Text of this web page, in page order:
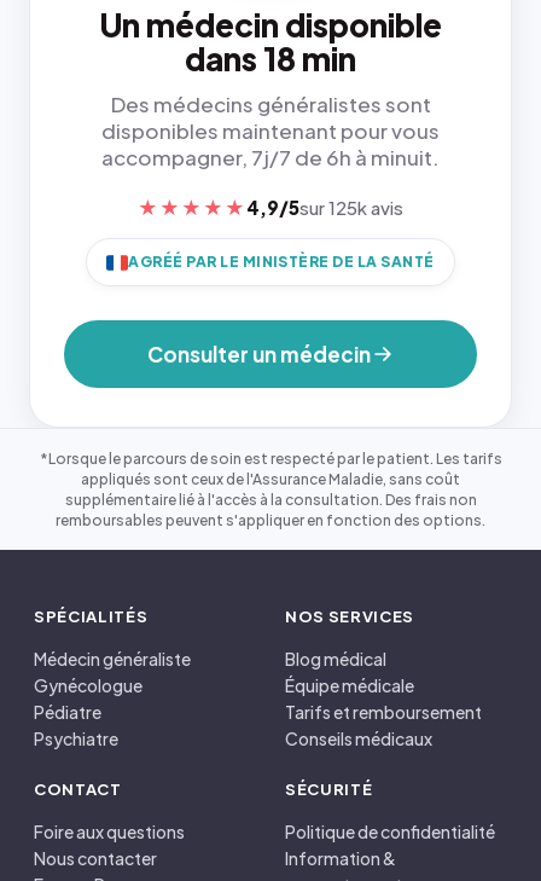
Un médecin disponible
dans 18 min
Des médecins généralistes sont
disponibles maintenant pour vous
accompagner, 7j/7 de 6h à minuit.
★★★★★ 4,9/5sur 125k avis
AGRÉÉ PAR LE MINISTÈRE DE LA SANTÉ
Consulter un médecin
*Lorsque le parcours de soin est respecté par le patient. Les tarifs
appliqués sont ceux de l'Assurance Maladie, sans coût
supplémentaire lié à l'accès à la consultation. Des frais non
remboursables peuvent s'appliquer en fonction des options.
SPÉCIALITÉS
Médecin généraliste
Gynécologue
Pédiatre
Psychiatre
NOS SERVICES
Blog médical
Équipe médicale
Tarifs et remboursement
Conseils médicaux
CONTACT
Foire aux questions
Nous contacter
SÉCURITÉ
Politique de confidentialité
Information &